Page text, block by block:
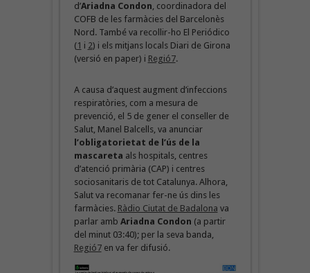
d’Ariadna Condon, coordinadora del
COFB de les farmàcies del Barcelonès
Nord. També va recollir-ho El Periódico
(1 i 2) i els mitjans locals Diari de Girona
(versió en paper) i Regió7.
A causa d’aquest augment d’infeccions
respiratòries, com a mesura de
prevenció, el 5 de gener el conseller de
Salut, Manel Balcells, va anunciar
l’obligatorietat de l’ús de la
mascareta als hospitals, centres
d’atenció primària (CAP) i centres
sociosanitaris de tot Catalunya. Alhora,
Salut va recomanar fer-ne ús dins les
farmàcies. Ràdio Ciutat de Badalona va
parlar amb Ariadna Condon (a partir
del minut 03:40); per la seva banda,
Regió7en va fer difusió.